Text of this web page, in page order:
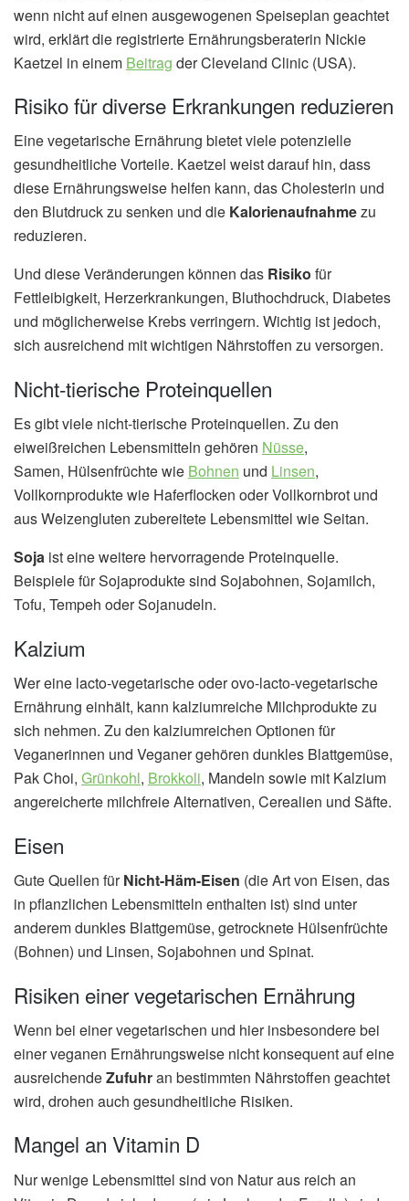
wenn nicht auf einen ausgewogenen Speiseplan geachtet
wird, erklärt die registrierte Ernährungsberaterin Nickie
Kaetzel in einem Beitrag der Cleveland Clinic (USA).
Risiko für diverse Erkrankungen reduzieren
Eine vegetarische Ernährung bietet viele potenzielle
gesundheitliche Vorteile. Kaetzel weist darauf hin, dass
diese Ernährungsweise helfen kann, das Cholesterin und
den Blutdruck zu senken und die Kalorienaufnahmezu
reduzieren.
Und diese Veränderungen können das Risiko für
Fettleibigkeit, Herzerkrankungen, Bluthochdruck, Diabetes
und möglicherweise Krebs verringern. Wichtig ist jedoch,
sich ausreichend mit wichtigen Nährstoffen zu versorgen.
Nicht-tierische Proteinquellen
Es gibt viele nicht-tierische Proteinquellen. Zu den
eiweißreichen Lebensmitteln gehören Nüsse,
Samen, Hülsenfrüchte wie Bohnen und Linsen,
Vollkornprodukte wie Haferflocken oder Vollkornbrot und
aus Weizengluten zubereitete Lebensmittel wie Seitan.
Soja ist eine weitere hervorragende Proteinquelle.
Beispiele für Sojaprodukte sind Sojabohnen, Sojamilch,
Tofu, Tempeh oder Sojanudeln.
Kalzium
Wer eine lacto-vegetarische oder ovo-lacto-vegetarische
Ernährung einhält, kann kalziumreiche Milchprodukte zu
sich nehmen. Zu den kalziumreichen Optionen für
Veganerinnen und Veganer gehören dunkles Blattgemüse,
Pak Choi, Grünkohl, Brokkoli, Mandeln sowie mit Kalzium
angereicherte milchfreie Alternativen, Cerealien und Säfte.
Eisen
Gute Quellen fürNicht-Häm-Eisen (die Art von Eisen, das
in pflanzlichen Lebensmitteln enthalten ist) sind unter
anderem dunkles Blattgemüse, getrocknete Hülsenfrüchte
(Bohnen) und Linsen, Sojabohnen und Spinat.
Risiken einer vegetarischen Ernährung
Wenn bei einer vegetarischen und hier insbesondere bei
einer veganen Ernährungsweise nicht konsequent auf eine
ausreichendeZufuhran bestimmten Nährstoffen geachtet
wird, drohen auch gesundheitliche Risiken.
Mangel an Vitamin D
Nur wenige Lebensmittel sind von Natur aus reich an